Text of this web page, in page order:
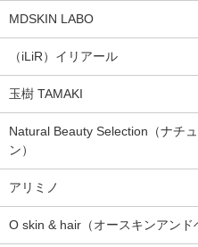
MDSKIN LABO
（iLiR）イリアール
玉樹 TAMAKI
Natural Beauty Selection（ナチ
ン）
アリミノ
O skin & hair（オースキンアンド